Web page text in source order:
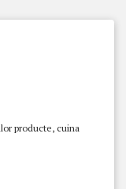
producte, cuina